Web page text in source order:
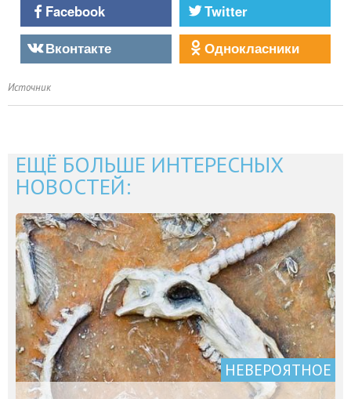
Facebook
Twitter
Вконтакте
Однокласники
Источник
ЕЩЁ БОЛЬШЕ ИНТЕРЕСНЫХ
НОВОСТЕЙ:
НЕВЕРОЯТНОЕ